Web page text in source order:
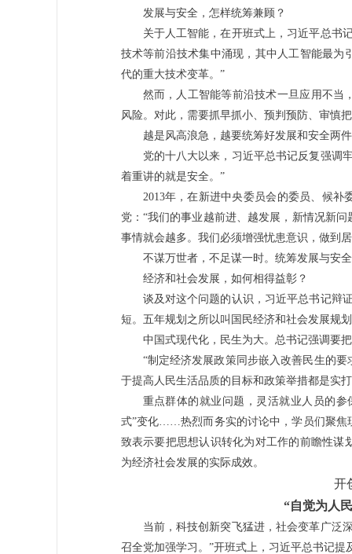
发展与安全，怎样统筹兼顾？
关于人工智能，在开班式上，习近平总书
技术等前沿技术集中涌现，其中人工智能最
代的重大技术变革。”
然而，人工智能等前沿技术一旦应用不当
风险。对此，需要抓早抓小、预判预防、审慎
越是风高浪急，越要统筹好发展和安全两
党的十八大以来，习近平总书记反复强调
着重讲的就是安全。”
2013年，在新进中央委员会的委员、候
党：“我们的事业越前进、越发展，新情况新
事情就会越多。我们必须增强忧患意识，做到
不谋万世者，不足谋一时。统筹发展与安
经济和社会发展，如何相得益彰？
谈及对这个问题的认识，习近平总书记辩
短。五年规划之所以叫国民经济和社会发展规
中国式现代化，民生为大。总书记强调要
“制定经济发展政策同步嵌入改善民生的
于提高人民生活品质的目标和政策举措都是实
重点群体的就业问题，灵活就业人员的
式”变化……热烈而务实的讨论中，学员们聚焦
致表示要把思想认识转化为对工作的前瞻性
为经济社会发展的实际成效。
开
“自觉为人
当前，科技创新突飞猛进，社会变革广泛
召全党加强学习。”开班式上，习近平总书记